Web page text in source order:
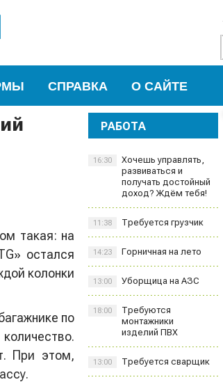
СПРАВКА О САЙТЕ
такая: на
остался
колонки
по
При этом,
РАБОТА
Хочешь управлять,
развиваться и
получать достойный
доход? Ждём тебя!
16:30
Требуется грузчик
11:38
Горничная на лето
14:23
Уборщица на АЗС
13:00
Требуются
монтажники
изделий ПВХ
18:00
Требуется сварщик
13:00